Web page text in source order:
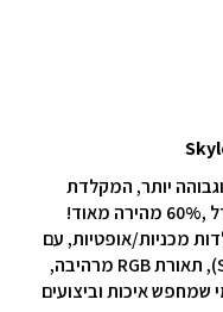
יותר, המקלדת
מיוצרת במהדורה מוגבלת. המקלדת בגודל ,60% מהירה מאוד!
מכניות/אופטיות, עם
מתגים ניתנים להחלפה (Swappable-Hot), תאורת RGB מרהיבה,
שמחפש איכות וביצועים